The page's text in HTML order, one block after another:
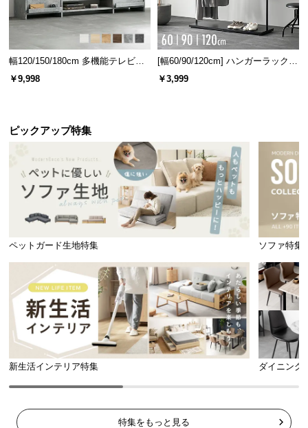
幅120/150/180cm 多機能テレビボ
ード 木目/石目調 オープン収納・
引き出し収納付き
￥9,998
[幅60/90/120cm] ハンガーラック
スチール 4段階高さ調節 サイドフ
ック オープンラック シンプル
￥3,999
ピックアップ特集
ペットガード生地特集 ソファ特集
新生活インテリア特集 ダイニング
特集をもっと見る